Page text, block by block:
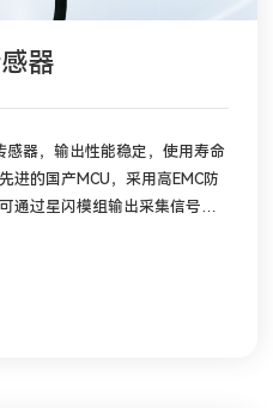
器
器，输出性能稳定，使用寿命
进的国产MCU，采用高EMC防
通过星闪模组输出采集信号。
模型，将数据通过电鸿系统的
网关，同时支持OTA升级；